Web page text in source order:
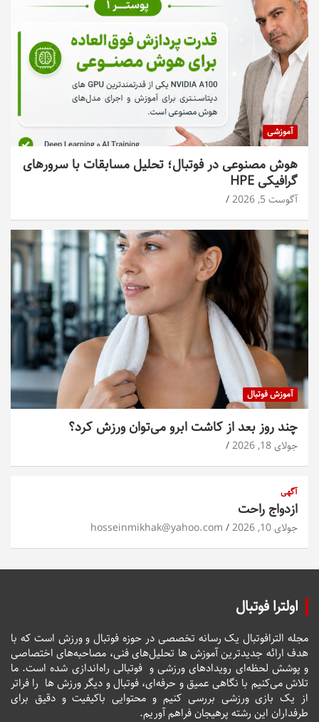
آموزشی
هوش مصنوعی در فوتبال؛ تحلیل مسابقات با سرورهای
گرافیکی HPE
آگوست 5, 2026
آموزش فوتبال
چند روز بعد از کاشت ابرو می‌توان ورزش کرد؟
جولای 18, 2026
آگهی
ازدواج راحت
جولای 10, 2026 hosseinmikhak@yahoo.com
اولترا فوتبال
مجله الترافوتبال یک رسانه تخصصی در حوزه فوتبال و ورزش است که با
هدف ارائه جدیدترین آموزش ها تحلیل‌های فنی، مصاحبه‌های اختصاصی
و پوشش لحظه‌ای رویدادهای ورزشی و فوتبالی راه‌اندازی شده است. ما
تلاش می‌کنیم با نگاهی عمیق و حرفه‌ای، فوتبال و دیگر ورزش ها را فراتر
از یک بازی ورزشی بررسی کنیم و محتوایی باکیفیت و دقیق برای
طرفداران این رشته پرهیجان فراهم آوریم.